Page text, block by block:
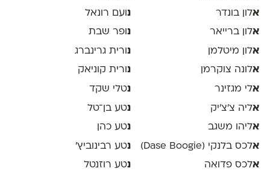
אלון בונדר
אלון ברייאר
אלון מיטלמן
אלונה צוקרמן
אלי מגזינר
אליה צ׳צ׳יק
אליהו משגב
אלכס בלנקי (Dase Boogie)
אלכס פדואה
נ ועם רונאל
נופר שבת
נ ורית גרינברג
נורית קוניאק
נטלי שקד
נטע בן־טל
נטע כהן
נטע רבינוביץ׳
נטע רוזנטל